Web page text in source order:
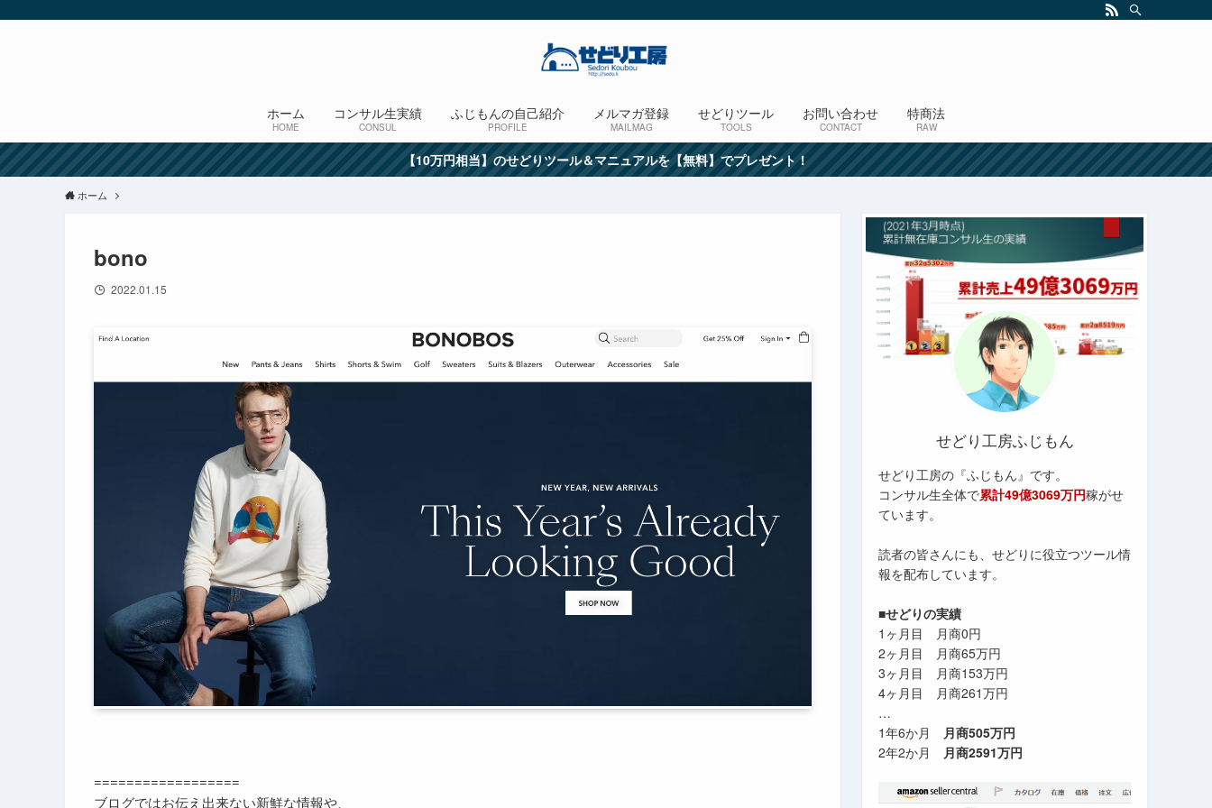
ホーム
HOME
コンサル生実績
CONSUL
ふじもんの自己紹介
PROFILE
メルマガ登録
MAILMAG
せどりツール
TOOLS
お問い合わせ
CONTACT
特商法
RAW
【10万円相当】のせどりツール＆マニュアルを【無料】でプレゼント！
ホーム
bono
2022.01.15
==================
ブログではお伝え出来ない新鮮な情報や、
せどり工房ふじもん
せどり工房の『ふじもん』です。
コンサル生全体で累計49億3069万円稼がせ
ています。
読者の皆さんにも、せどりに役立つツール情
報を配布しています。
■せどりの実績
1ヶ月目 月商0円
2ヶ月目 月商65万円
3ヶ月目 月商153万円
4ヶ月目 月商261万円
…
1年6か月 月商505万円
2年2か月 月商2591万円